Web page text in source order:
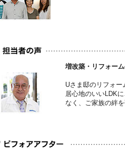
増改築・リフォ
Uさま邸のリフォ
居心地のいいLDK
なく、ご家族の絆